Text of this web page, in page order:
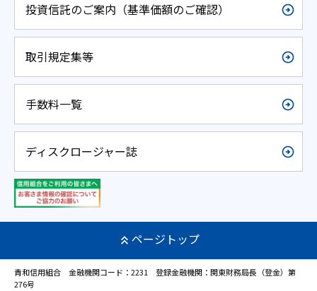
投資信託のご案内（基準価額のご確認）
取引規定集等
手数料一覧
ディスクロージャー誌
ページトップ
青和信用組合 金融機関コード：2231 登録金融機関：関東財務局長（登金）第
276号